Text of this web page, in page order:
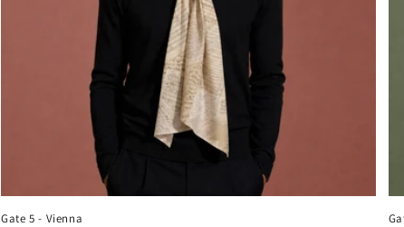
Gate 5 - Vienna